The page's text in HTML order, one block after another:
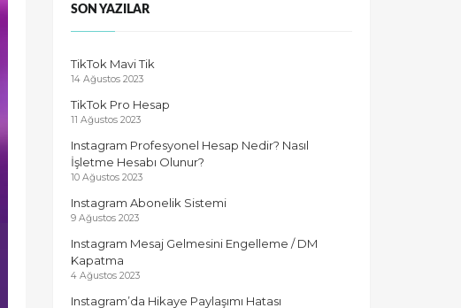
SON YAZILAR
TikTok Mavi Tik
14 Ağustos 2023
TikTok Pro Hesap
11 Ağustos 2023
Instagram Profesyonel Hesap Nedir? Nasıl
İşletme Hesabı Olunur?
10 Ağustos 2023
Instagram Abonelik Sistemi
9 Ağustos 2023
Instagram Mesaj Gelmesini Engelleme / DM
Kapatma
4 Ağustos 2023
Instagram’da Hikaye Paylaşımı Hatası